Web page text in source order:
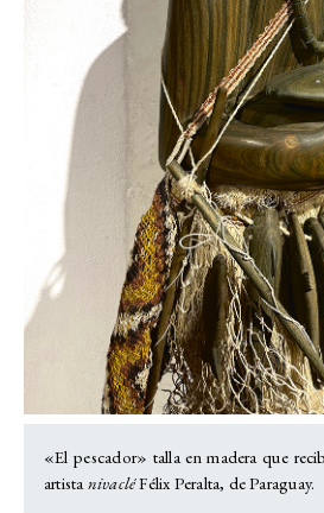
«El pescador» talla en madera que
artistanivacléFélix Peralta, de Paraguay.